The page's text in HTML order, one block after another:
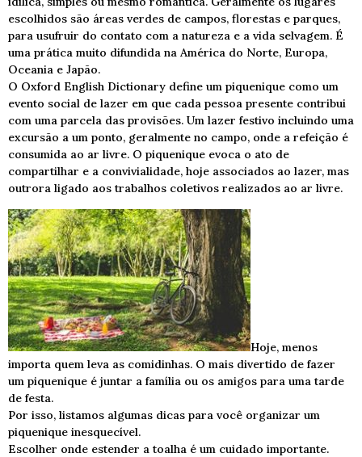
escolhidos são áreas verdes de campos, florestas e parques,
para usufruir do contato com a natureza e a vida selvagem. É
uma prática muito difundida na América do Norte, Europa,
Oceania e Japão.
O Oxford English Dictionary define um piquenique como um
evento social de lazer em que cada pessoa presente contribui
com uma parcela das provisões. Um lazer festivo incluindo uma
excursão a um ponto, geralmente no campo, onde a refeição é
consumida ao ar livre. O piquenique evoca o ato de
compartilhar e a convivialidade, hoje associados ao lazer, mas
outrora ligado aos trabalhos coletivos realizados ao ar livre.
Hoje, menos
importa quem leva as comidinhas. O mais divertido de fazer
um piquenique é juntar a família ou os amigos para uma tarde
de festa.
Por isso, listamos algumas dicas para você organizar um
piquenique inesquecível.
Escolher onde estender a toalha é um cuidado importante.